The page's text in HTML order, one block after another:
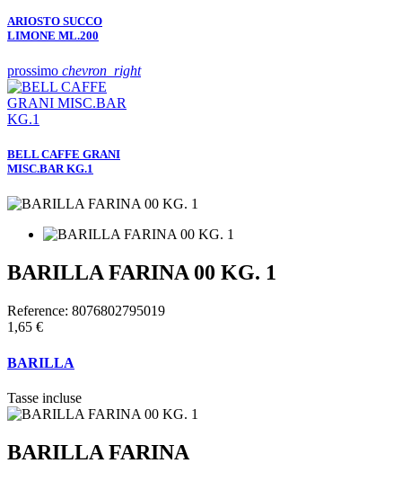
ARIOSTO SUCCO
LIMONE ML.200
prossimo chevron_right
BELL CAFFE GRANI
MISC.BAR KG.1
BARILLA FARINA 00 KG. 1
Reference: 8076802795019
1,65 €
BARILLA
Tasse incluse
BARILLA FARINA